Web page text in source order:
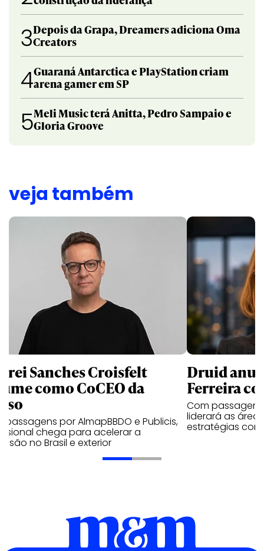
3Depois da Grapa, Dreamers adiciona Oma
Creators
4Guaraná Antarctica e PlayStation criam
arena gamer em SP
5Meli Music terá Anitta, Pedro Sampaio e
Gloria Groove
veja também
Sanches Croisfelt
como CoCEO da
passagens por AlmapBBDO e Publicis,
chega para acelerar a
no Brasil e exterior
Druid
Ferreira
Com
liderará as
estratégias